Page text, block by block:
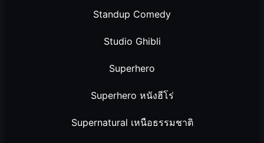
Standup Comedy
Studio Ghibli
Superhero
Superhero หนังฮีโร่
Supernatural เหนือธรรมชาติ